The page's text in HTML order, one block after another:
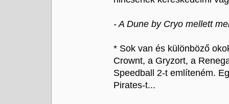
- A Dune by Cryo mellett
* Sok van és különböző
Crownt, a Gryzort, a
Speedball 2-t említeném.
Pirates-t...